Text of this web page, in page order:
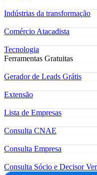
Indústrias da transformação
Comércio Atacadista
Tecnologia
Ferramentas Gratuitas
Gerador de Leads Grátis
Extensão
Lista de Empresas
Consulta CNAE
Consulta Empresa
Consulta Sócio e DecisorVer